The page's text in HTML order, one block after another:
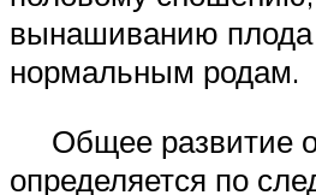
вынашиванию
нормальным родам.
Общее развитие
определяется по